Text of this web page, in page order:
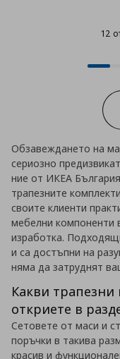
12
Обзавеждането на
сериозно
ние от ИКЕА
трапезните
своите клиенти
мебелни компоненти
изработка.
и са достъпни на
няма да затруднят
Какви
откриете в
Сетовете от маси и
поръчки в такива
красив и